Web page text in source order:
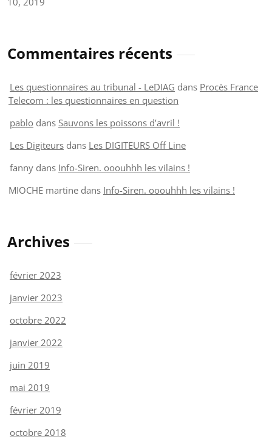
Commentaires récents
Les questionnaires au tribunal - LeDIAG dans Procès France
Telecom : les questionnaires en question
pablo dans Sauvons les poissons d’avril !
Les Digiteurs dans Les DIGITEURS Off Line
fanny dans Info-Siren. ooouhhh les vilains !
MIOCHE martine dans Info-Siren. ooouhhh les vilains !
Archives
février 2023
janvier 2023
octobre 2022
janvier 2022
juin 2019
mai 2019
février 2019
octobre 2018